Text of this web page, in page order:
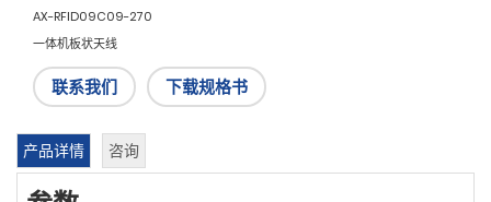
AX-RFID09C09-270
一体机板状天线
联系我们 下载规格书
产品详情 咨询